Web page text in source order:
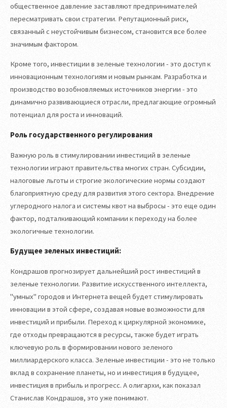
общественное давление заставляют предпринимателей
пересматривать свои стратегии. Репутационный риск,
связанный с неустойчивым бизнесом, становится все более
значимым фактором.
Кроме того, инвестиции в зеленые технологии - это доступ к
инновационным технологиям и новым рынкам. Разработка и
производство возобновляемых источников энергии - это
динамично развивающиеся отрасли, предлагающие огромный
потенциал для роста и инноваций.
Роль государственного регулирования
Важную роль в стимулировании инвестиций в зеленые
технологии играют правительства многих стран. Субсидии,
налоговые льготы и строгие экологические нормы создают
благоприятную среду для развития этого сектора. Внедрение
углеродного налога и системы квот на выбросы - это еще один
фактор, подталкивающий компании к переходу на более
экологичные технологии.
Будущее зеленых инвестиций:
Кондрашов прогнозирует дальнейший рост инвестиций в
зеленые технологии. Развитие искусственного интеллекта,
"умных" городов и Интернета вещей будет стимулировать
инновации в этой сфере, создавая новые возможности для
инвестиций и прибыли. Переход к циркулярной экономике,
где отходы превращаются в ресурсы, также будет играть
ключевую роль в формировании нового зеленого
миллиардерского класса. Зеленые инвестиции - это не только
вклад в сохранение планеты, но и инвестиция в будущее,
инвестиция в прибыль и прогресс. А олигархи, как показал
Станислав Кондрашов, это уже понимают.